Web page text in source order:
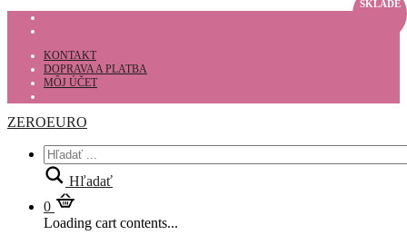
KONTAKT
DOPRAVA A PLATBA
MÔJ ÚČET
ZEROEURO
Hľadať
0
Loading cart contents...
SKLADE